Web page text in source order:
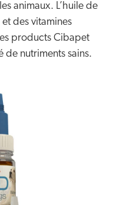
animaux. L’huile de
des vitamines
products Cibapet
de nutriments sains.